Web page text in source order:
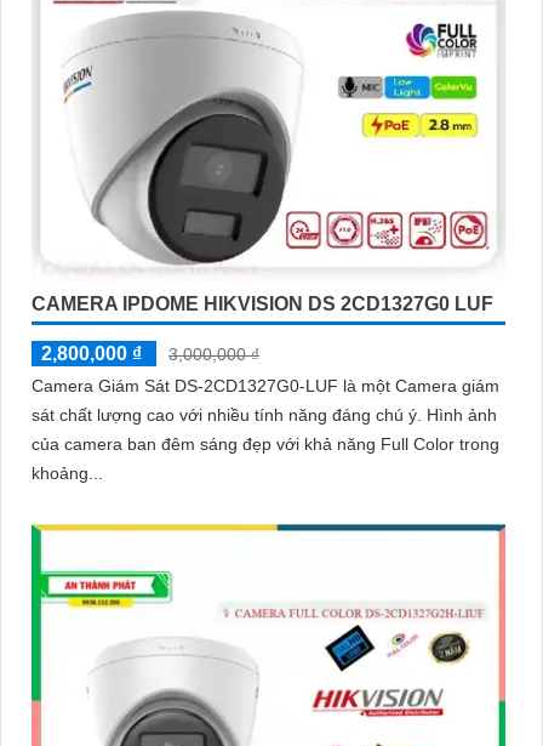
CAMERA IPDOME HIKVISION DS 2CD1327G0 LUF
2,800,000 ₫
3,000,000 ₫
Camera Giám Sát DS-2CD1327G0-LUF là một Camera giám
sát chất lượng cao với nhiều tính năng đáng chú ý. Hình ảnh
của camera ban đêm sáng đẹp với khả năng Full Color trong
khoảng...